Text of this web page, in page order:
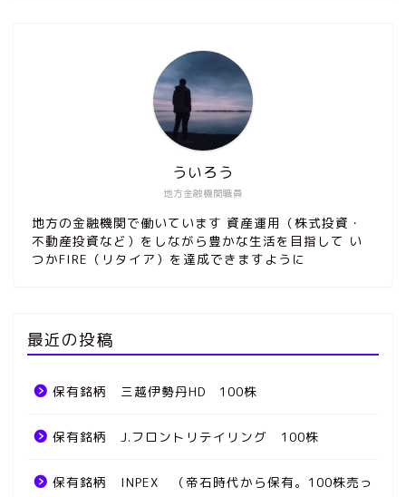
地方金融機関職員
ういろう
地方の金融機関で働いています 資産運用（株式投資・
不動産投資など）をしながら豊かな生活を目指して い
つかFIRE（リタイア）を達成できますように
最近の投稿
保有銘柄 三越伊勢丹HD 100株
保有銘柄 J.フロントリテイリング 100株
保有銘柄 INPEX （帝石時代から保有。100株売っ